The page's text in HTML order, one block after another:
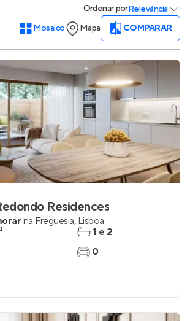
OrdenarporRelevância
Mosaico
Mapa COMPARAR
Residences
na Freguesia, Lisboa
1 e 2
0